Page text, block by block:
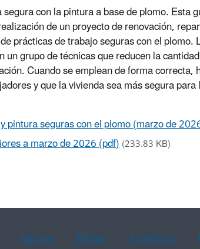
con la pintura a base de plomo. Esta
de un proyecto de renovación,
prácticas de trabajo seguras con el plomo.
grupo de técnicas que reducen la
Cuando se emplean de forma correcta,
y que la vivienda sea más segura para
pintura seguras con el plomo (marzo de
a marzo de 2026 (pdf)(233.83 KB)
Asistans Korean Assistência